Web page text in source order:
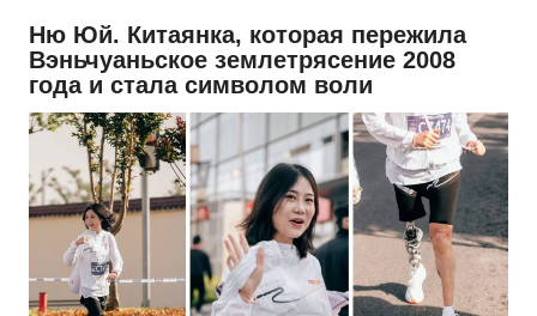
Ню Юй. Китаянка, которая пережила
Вэньчуаньское землетрясение 2008
года и стала символом воли